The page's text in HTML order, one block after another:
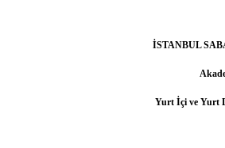
İSTANBUL
Yurt İçi ve Yurt